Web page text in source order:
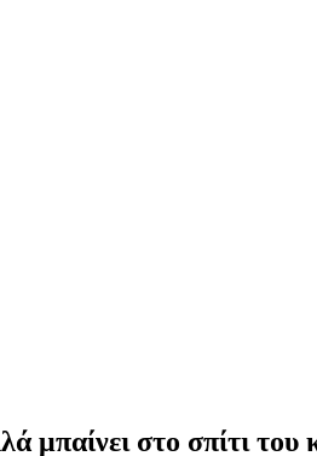
μπαίνει στο σπίτι